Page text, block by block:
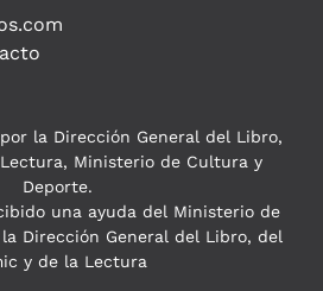
la Dirección General del Libro,
Ministerio de Cultura y
Deporte.
una ayuda del Ministerio de
Dirección General del Libro, del
y de la Lectura